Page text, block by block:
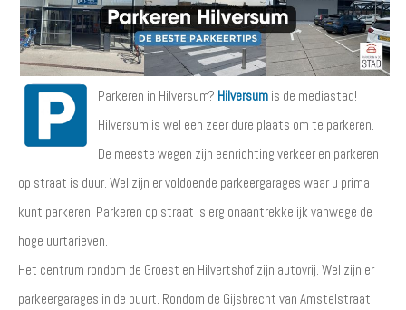
Parkeren in Hilversum? Hilversum is de mediastad!
Hilversum is wel een zeer dure plaats om te parkeren.
De meeste wegen zijn eenrichting verkeer en parkeren
op straat is duur. Wel zijn er voldoende parkeergarages waar u prima
kunt parkeren. Parkeren op straat is erg onaantrekkelijk vanwege de
hoge uurtarieven.
Het centrum rondom de Groest en Hilvertshof zijn autovrij. Wel zijn er
parkeergarages in de buurt. Rondom de Gijsbrecht van Amstelstraat